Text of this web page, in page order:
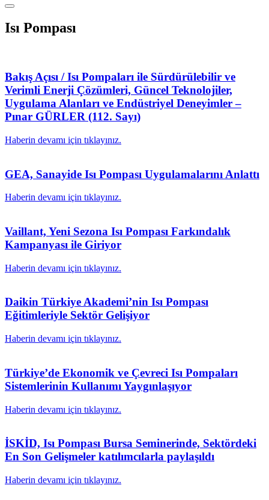
Isı Pompası
Bakış Açısı / Isı Pompaları ile Sürdürülebilir ve
Verimli Enerji Çözümleri, Güncel Teknolojiler,
Uygulama Alanları ve Endüstriyel Deneyimler –
Pınar GÜRLER (112. Sayı)
Haberin devamı için tıklayınız.
GEA, Sanayide Isı Pompası Uygulamalarını Anlattı
Haberin devamı için tıklayınız.
Vaillant, Yeni Sezona Isı Pompası Farkındalık
Kampanyası ile Giriyor
Haberin devamı için tıklayınız.
Daikin Türkiye Akademi’nin Isı Pompası
Eğitimleriyle Sektör Gelişiyor
Haberin devamı için tıklayınız.
Türkiye’de Ekonomik ve Çevreci Isı Pompaları
Sistemlerinin Kullanımı Yaygınlaşıyor
Haberin devamı için tıklayınız.
İSKİD, Isı Pompası Bursa Seminerinde, Sektördeki
En Son Gelişmeler katılımcılarla paylaşıldı
Haberin devamı için tıklayınız.